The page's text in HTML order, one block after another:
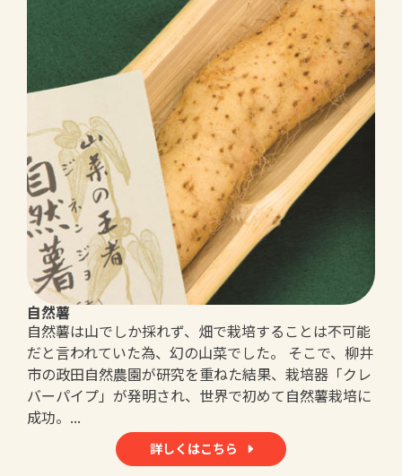
自然薯
自然薯は山でしか採れず、畑で栽培することは不可能
だと言われていた為、幻の山菜でした。 そこで、柳井
市の政田自然農園が研究を重ねた結果、栽培器「クレ
バーパイプ」が発明され、世界で初めて自然薯栽培に
成功。...
詳しくはこちら